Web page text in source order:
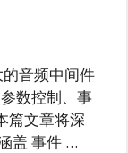
音频中间件
数控制、事
篇文章将深
盖 事件 …